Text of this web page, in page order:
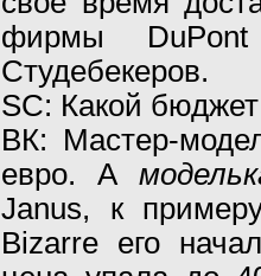
фирмы
Студебекеров.
SC: Какой бюджет
ВК: Мастер-
евро. А
Janus, к
Bizarre его